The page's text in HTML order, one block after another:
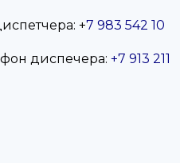
+7 983 542 10
диспечера: +7 913 211